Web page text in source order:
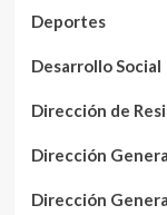
Deportes
Desarrollo Social
Dirección de
Dirección
Dirección